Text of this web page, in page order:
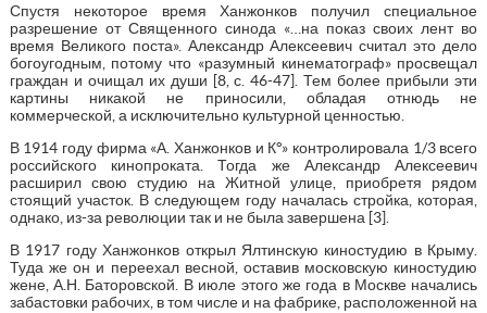
Спустя некоторое время Ханжонков получил специальное
разрешение от Священного синода «…на показ своих лент во
время Великого поста». Александр Алексеевич считал это дело
богоугодным, потому что «разумный кинематограф» просвещал
граждан и очищал их души [8, с. 46-47]. Тем более прибыли эти
картины никакой не приносили, обладая отнюдь не
коммерческой, а исключительно культурной ценностью.
В 1914 году фирма «А. Ханжонков и К°» контролировала 1/3 всего
российского кинопроката. Тогда же Александр Алексеевич
расширил свою студию на Житной улице, приобретя рядом
стоящий участок. В следующем году началась стройка, которая,
однако, из-за революции так и не была завершена [3].
В 1917 году Ханжонков открыл Ялтинскую киностудию в Крыму.
Туда же он и переехал весной, оставив московскую киностудию
жене, А.Н. Баторовской. В июле этого же года в Москве начались
забастовки рабочих, в том числе и на фабрике, расположенной на